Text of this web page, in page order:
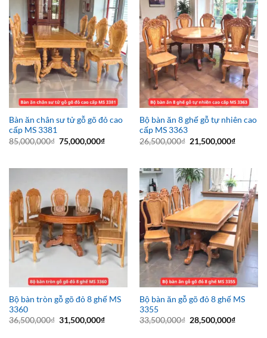
Bàn ăn chân sư tử gỗ gõ đỏ cao
cấp MS 3381
85,000,000₫ Giá
gốc
75,000,000₫Giá
75,000,000₫.
Bộ bàn ăn 8 ghế gỗ tự nhiên cao
cấp MS 3363
26,500,000₫ Giá
gốc
21,500,000₫Giá
Bộ bàn tròn gỗ gõ đỏ 8 ghế MS
3360
36,500,000₫ Giá
gốc
31,500,000₫Giá
Bộ bàn ăn gỗ gõ đỏ 8 ghế MS
3355
33,500,000₫ Giá
gốc
28,500,000₫Giá